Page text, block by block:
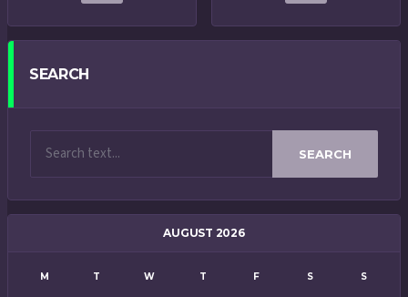
SEARCH
SEARCH
AUGUST 2026
M T W T F S S